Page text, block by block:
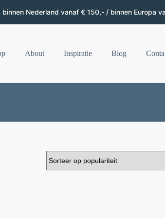
Nederland vanaf € 150,- / binnen Europa
About Inspiratie Blog